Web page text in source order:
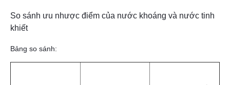
So sánh ưu nhược điểm của nước khoáng và nước tinh
khiết
Bảng so sánh: